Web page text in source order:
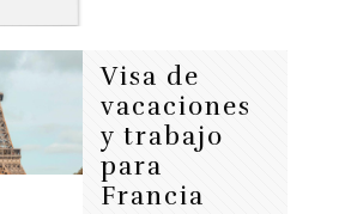
Visa de
vacaciones
y trabajo
para
Francia